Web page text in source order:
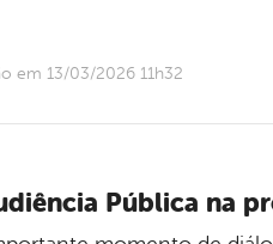
em 13/03/2026 11h32
Pública na